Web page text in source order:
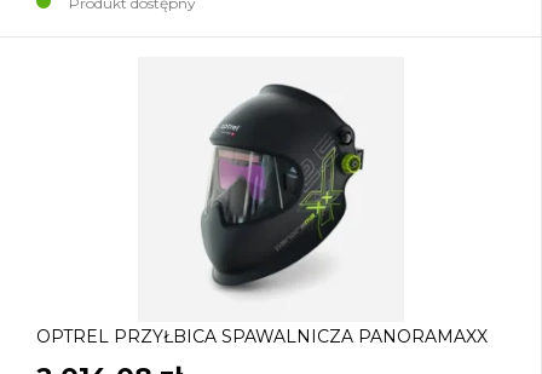
OPTREL PRZYŁBICA SPAWALNICZA PANORAMAXX